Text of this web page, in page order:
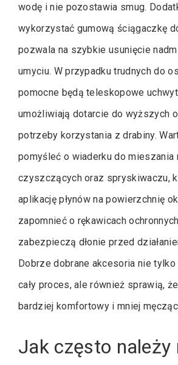
wodę i nie pozostawia smug.
wykorzystać gumową ściągaczkę
pozwala na szybkie usunięcie
umyciu. W przypadku trudnych do
pomocne będą teleskopowe
umożliwiają dotarcie do wyższych
potrzeby korzystania z drabiny.
pomyśleć o wiaderku do mieszania
czyszczących oraz spryskiwaczu,
aplikację płynów na powierzchnię
zapomnieć o rękawicach
zabezpieczą dłonie przed
Dobrze dobrane akcesoria nie
cały proces, ale również sprawią,
bardziej komfortowy i mniej
Jak często należy